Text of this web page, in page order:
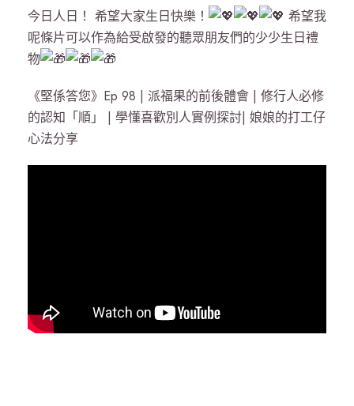
今日人日！ 希望大家生日快樂！
希望我
呢條片可以作為給受啟發的聽眾朋友們的少少生日禮
物
《堅係答您》Ep 98 | 派福果的前後體會 | 修行人必修
的認知「順」 | 學懂喜歡別人實例探討| 娘娘的打工仔
心法分享